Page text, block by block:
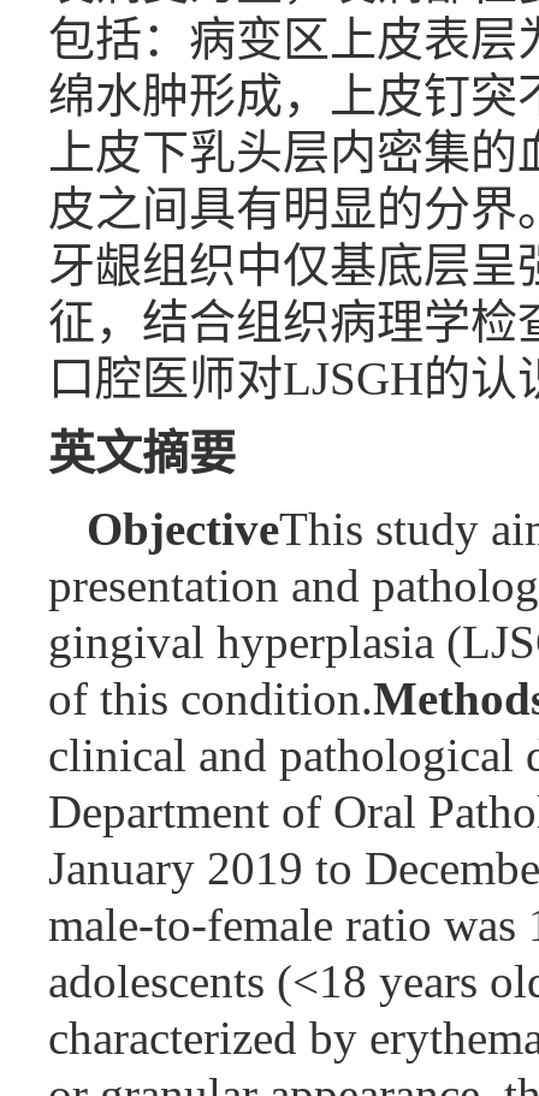
包括：病变区上皮表
绵水肿形成，上皮钉
上皮下乳头层内密集
皮之间具有明显的分
牙龈组织中仅基底层呈
征，结合组织病理学
口腔医师对LJSGH的认
英文摘要
ObjectiveThis study
presentation and
gingival hyperplasia
of this condition.
clinical and pathological
Department of Oral
January 2019 to
male-to-female ratio
adolescents (<18 years
characterized by